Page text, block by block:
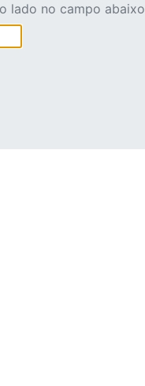
lado no campo abaixo